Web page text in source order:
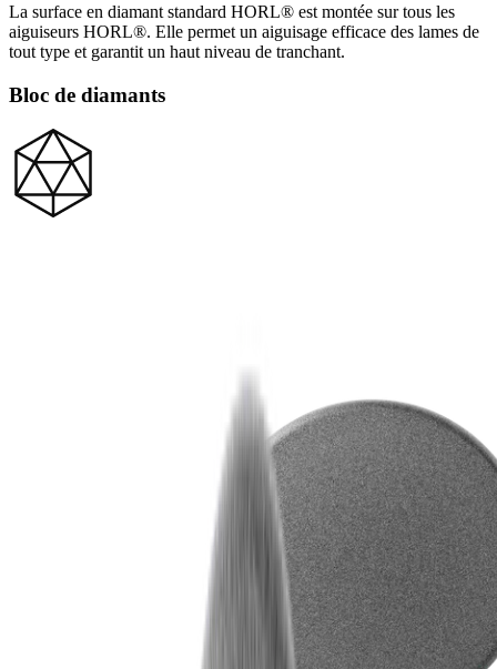
La surface en diamant standard HORL® est montée sur tous les
aiguiseurs HORL®. Elle permet un aiguisage efficace des lames de
tout type et garantit un haut niveau de tranchant.
Bloc de diamants